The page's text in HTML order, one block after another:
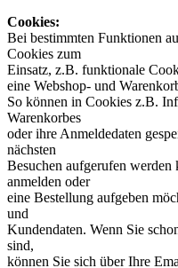
Cookies:
Bei bestimmten Funktionen
Cookies zum
Einsatz, z.B. funktionale
eine Webshop- und
So können in Cookies z.B.
Warenkorbes
oder ihre Anmeldedaten
nächsten
Besuchen aufgerufen werden
anmelden oder
eine Bestellung aufgeben
und
Kundendaten. Wenn Sie
sind,
können Sie sich über Ihre